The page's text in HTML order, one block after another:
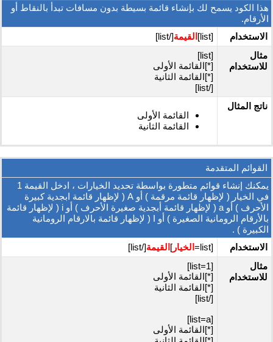
هذا الكود يسمح لك بإنشاء قائمة بسيطة بدون مسافات تبدأ بالنقاط أو
الأرقام.
الاستخدام
[list] القيمة[/list]
مثال
للاستخدام
[list]
[*]القائمة الأولى
[*]القائمة الثانية
[/list]
ناتج المثال
القائمة الأولى
القائمة الثانية
القوائم المتقدمة
يمكنك إنشاء قوائم متطورة بواسطة تحديد الخيارات ، ادخل القيمة 1
في الخيار ( لإظهار قائمة مرقمة ) أو A ( لإظهار قائمة ابجدية كبيرة
الأحرف ) أو a ( لإظهار قائمة أبجدية صغيرة الأحرف ) أو i ( لإظهار قائمة
بالأرقام الرومانية الصغيرة ) أو I ( لإظهار قائمة بالارقام الرومانية
الكبيرة ) .
الاستخدام
[list= الخيار ] القيمة[/list]
مثال
للاستخدام
[list=1]
[*]القائمة الأولى
[*]القائمة الثانية
[/list]
[list=a]
[*]القائمة الأولى